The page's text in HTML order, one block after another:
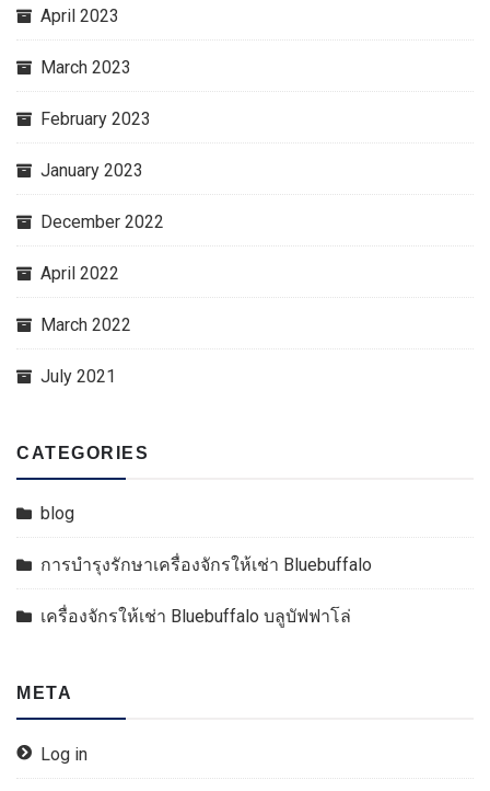
April 2023
March 2023
February 2023
January 2023
December 2022
April 2022
March 2022
July 2021
CATEGORIES
blog
การบำรุงรักษาเครื่องจักรให้เช่า Bluebuffalo
เครื่องจักรให้เช่า Bluebuffalo บลูบัฟฟาโล่
META
Log in